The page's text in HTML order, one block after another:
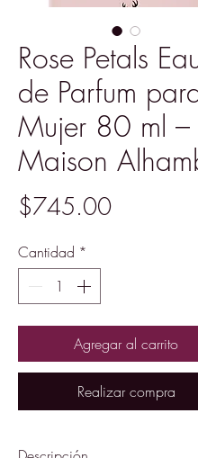
Rose Petals
de Parfum
Mujer 80 ml –
Maison
$745.00Precio
Cantidad *
Agregar al carrito
Realizar compra